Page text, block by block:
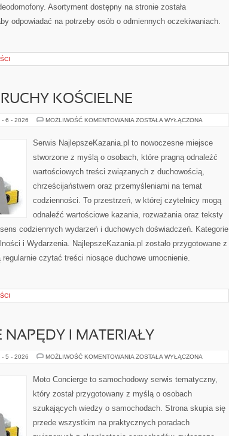
Asortyment dostępny na stronie została
odpowiadać na potrzeby osób o odmiennych oczekiwaniach.
KOŚCIELNE
- 6 - 2026 MOŻLIWOŚĆ KOMENTOWANIA WSPÓLNOTY
ZOSTAŁA WYŁĄCZONA
Serwis NajlepszeKazania.pl to nowoczesne miejsce
stworzone z myślą o osobach, które pragną odnaleźć
wartościowych treści związanych z duchowością,
chrześcijaństwem oraz przemyśleniami na temat
codzienności. To przestrzeń, w której czytelnicy mogą
odnaleźć wartościowe kazania, rozważania oraz teksty
codziennych wydarzeń i duchowych doświadczeń. Kategorie
i Wydarzenia. NajlepszeKazania.pl zostało przygotowane z
czytać treści niosące duchowe umocnienie.
NAPĘDY I MATERIAŁY
- 5 - 2026 MOŻLIWOŚĆ KOMENTOWANIA INNOWACYJNE
MATERIAŁY
ZOSTAŁA WYŁĄCZONA
Moto Concierge to samochodowy serwis tematyczny,
który został przygotowany z myślą o osobach
szukających wiedzy o samochodach. Strona skupia się
przede wszystkim na praktycznych poradach